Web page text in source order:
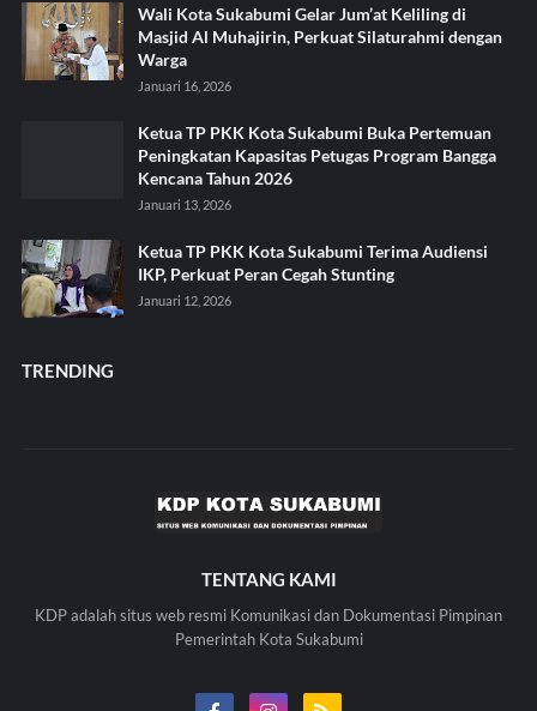
Wali Kota Sukabumi Gelar Jum’at Keliling di
Masjid Al Muhajirin, Perkuat Silaturahmi dengan
Warga
Januari 16, 2026
Ketua TP PKK Kota Sukabumi Buka Pertemuan
Peningkatan Kapasitas Petugas Program Bangga
Kencana Tahun 2026
Januari 13, 2026
Ketua TP PKK Kota Sukabumi Terima Audiensi
IKP, Perkuat Peran Cegah Stunting
Januari 12, 2026
TRENDING
TENTANG KAMI
KDP adalah situs web resmi Komunikasi dan Dokumentasi Pimpinan
Pemerintah Kota Sukabumi